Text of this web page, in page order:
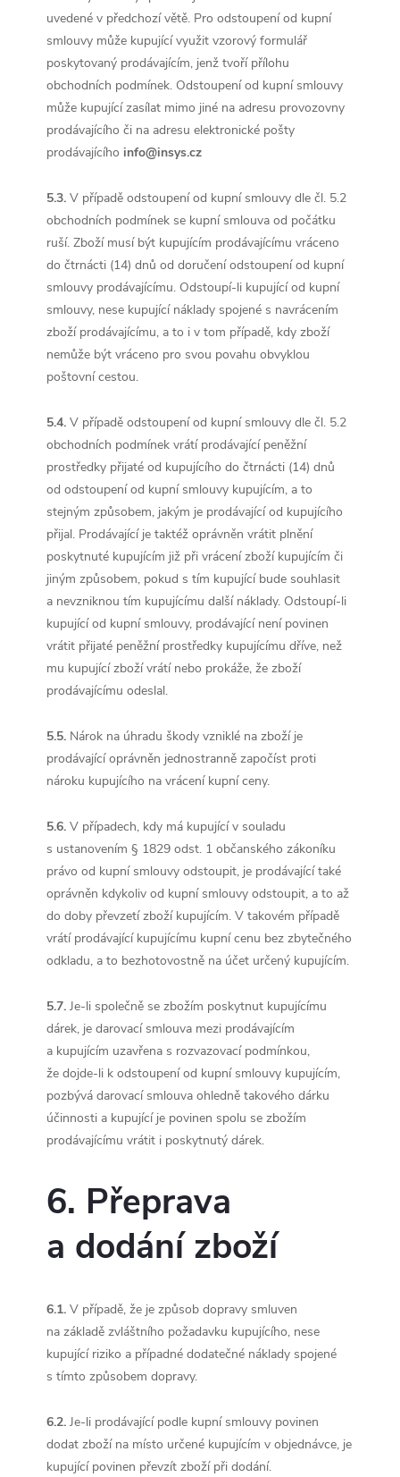
uvedené v předchozí větě. Pro odstoupení od kupní
smlouvy může kupující využit vzorový formulář
poskytovaný prodávajícím, jenž tvoří přílohu
obchodních podmínek. Odstoupení od kupní smlouvy
může kupující zasílat mimo jiné na adresu provozovny
prodávajícího či na adresu elektronické pošty
prodávajícího info@insys.cz
5.3. V případě odstoupení od kupní smlouvy dle čl. 5.2
obchodních podmínek se kupní smlouva od počátku
ruší. Zboží musí být kupujícím prodávajícímu vráceno
do čtrnácti (14) dnů od doručení odstoupení od kupní
smlouvy prodávajícímu. Odstoupí-li kupující od kupní
smlouvy, nese kupující náklady spojené s navrácením
zboží prodávajícímu, a to i v tom případě, kdy zboží
nemůže být vráceno pro svou povahu obvyklou
poštovní cestou.
5.4. V případě odstoupení od kupní smlouvy dle čl. 5.2
obchodních podmínek vrátí prodávající peněžní
prostředky přijaté od kupujícího do čtrnácti (14) dnů
od odstoupení od kupní smlouvy kupujícím, a to
stejným způsobem, jakým je prodávající od kupujícího
přijal. Prodávající je taktéž oprávněn vrátit plnění
poskytnuté kupujícím již při vrácení zboží kupujícím či
jiným způsobem, pokud s tím kupující bude souhlasit
a nevzniknou tím kupujícímu další náklady. Odstoupí-li
kupující od kupní smlouvy, prodávající není povinen
vrátit přijaté peněžní prostředky kupujícímu dříve, než
mu kupující zboží vrátí nebo prokáže, že zboží
prodávajícímu odeslal.
5.5. Nárok na úhradu škody vzniklé na zboží je
prodávající oprávněn jednostranně započíst proti
nároku kupujícího na vrácení kupní ceny.
5.6. V případech, kdy má kupující v souladu
s ustanovením § 1829 odst. 1 občanského zákoníku
právo od kupní smlouvy odstoupit, je prodávající také
oprávněn kdykoliv od kupní smlouvy odstoupit, a to až
do doby převzetí zboží kupujícím. V takovém případě
vrátí prodávající kupujícímu kupní cenu bez zbytečného
odkladu, a to bezhotovostně na účet určený kupujícím.
5.7. Je-li společně se zbožím poskytnut kupujícímu
dárek, je darovací smlouva mezi prodávajícím
a kupujícím uzavřena s rozvazovací podmínkou,
že dojde-li k odstoupení od kupní smlouvy kupujícím,
pozbývá darovací smlouva ohledně takového dárku
účinnosti a kupující je povinen spolu se zbožím
prodávajícímu vrátit i poskytnutý dárek.
6. Přeprava
a dodání zboží
6.1. V případě, že je způsob dopravy smluven
na základě zvláštního požadavku kupujícího, nese
kupující riziko a případné dodatečné náklady spojené
s tímto způsobem dopravy.
6.2. Je-li prodávající podle kupní smlouvy povinen
dodat zboží na místo určené kupujícím v objednávce, je
kupující povinen převzít zboží při dodání.